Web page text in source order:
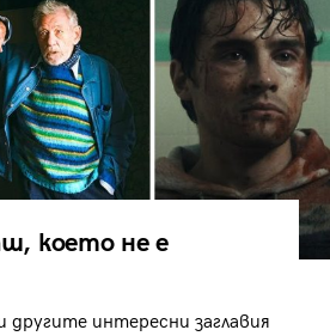
което не е
другите интересни заглавия